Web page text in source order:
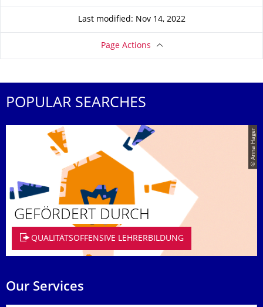
Last modified: Nov 14, 2022
Page Actions
POPULAR SEARCHES
© Anna Häger
GEFÖRDERT DURCH
QUALITÄTSOFFENSIVE LEHRERBILDUNG
Our Services